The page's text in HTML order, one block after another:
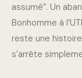
assumé”. Un
Bonhomme à
reste une
s’arrête